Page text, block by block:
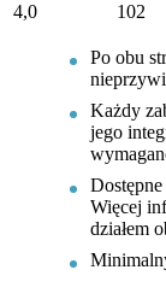
4,0
102
Po obu
Każdy
jego
Więcej
działem